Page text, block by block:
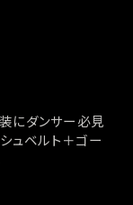
にダンサー必見
ュベルト＋ゴー